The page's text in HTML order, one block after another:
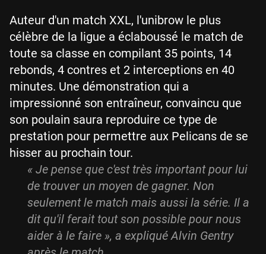
Auteur d'un match XXL, l'unibrow le plus
célèbre de la ligue a éclaboussé le match de
toute sa classe en compilant 35 points, 14
rebonds, 4 contres et 2 interceptions en 40
minutes. Une démonstration qui a
impressionné son entraîneur, convaincu que
son poulain saura reproduire ce type de
prestation pour permettre aux Pelicans de se
hisser au prochain tour.
« Je pense que c'est très important pour lui
de trouver un moyen de gagner. Non
seulement le match mais aussi la série. Il a
dit qu'il ferait tout son possible pour nous
aider à le faire », a expliqué Alvin Gentry